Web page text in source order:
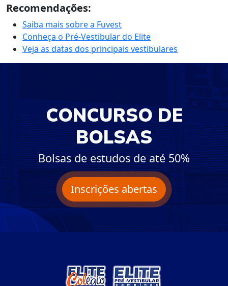
Recomendações:
Saiba mais sobre a Fuvest
Conheça o Pré-Vestibular do Elite
Veja as datas dos principais vestibulares
CONCURSO DE
BOLSAS
Bolsas de estudos de até 50%
Inscrições abertas